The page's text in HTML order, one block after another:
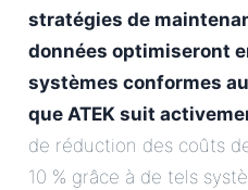
stratégies de
données optimiseront
systèmes conformes
que ATEK suit
de réduction des coûts
10 % grâce à de tels